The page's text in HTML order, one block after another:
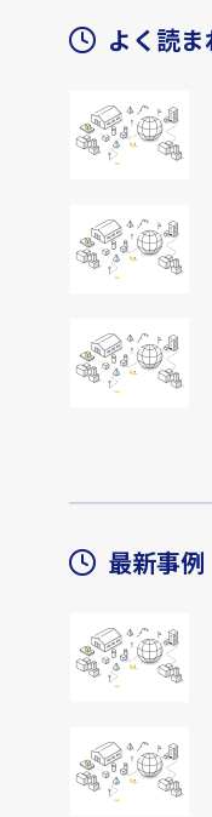
よく読
最新事例